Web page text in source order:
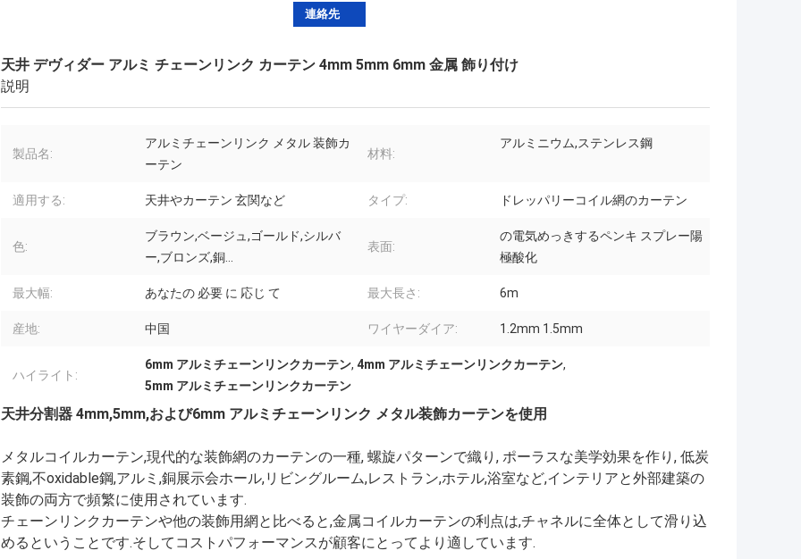
連絡先
天井 デヴィダー アルミ チェーンリンク カーテン 4mm 5mm 6mm 金属 飾り付け
説明
製品名:
アルミチェーンリンク メタル 装飾カ
ーテン
材料:
アルミニウム,ステンレス鋼
適用する: 天井やカーテン 玄関など タイプ: ドレッパリーコイル網のカーテン
色:
ブラウン,ベージュ,ゴールド,シルバ
ー,ブロンズ,銅...
表面:
の電気めっきするペンキ スプレー陽
極酸化
最大幅: あなたの 必要 に 応じ て 最大長さ: 6m
産地: 中国 ワイヤーダイア: 1.2mm 1.5mm
ハイライト:
6mm アルミチェーンリンクカーテン, 4mm アルミチェーンリンクカーテン,
5mm アルミチェーンリンクカーテン
天井分割器 4mm,5mm,および6mm アルミチェーンリンク メタル装飾カーテンを使用
メタルコイルカーテン,現代的な装飾網のカーテンの一種, 螺旋パターンで織り, ポーラスな美学効果を作り, 低炭
素鋼,不oxidable鋼,アルミ,銅展示会ホール,リビングルーム,レストラン,ホテル,浴室など,インテリアと外部建築の
装飾の両方で頻繁に使用されています.
チェーンリンクカーテンや他の装飾用網と比べると,金属コイルカーテンの利点は,チャネルに全体として滑り込
めるということです.そしてコストパフォーマンスが顧客にとってより適しています.